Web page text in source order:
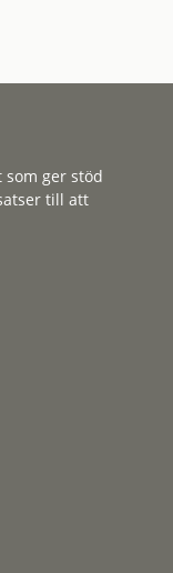
ger stöd
till att